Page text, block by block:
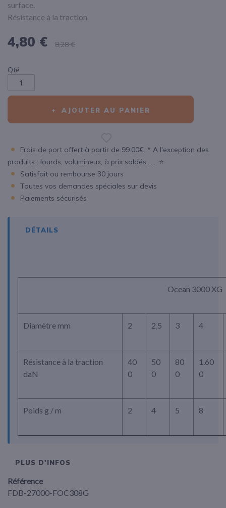
surface.
Résistance à la traction
4,80 € 8,28 €
Qté
AJOUTER AU PANIER
Frais de port offert à partir de 99.00€. * A l'exception des
produits : lourds, volumineux, à prix soldés....... ⭐
Satisfait ou rembourse 30 jours
Toutes vos demandes spéciales sur devis
Paiements sécurisés
DÉTAILS
Ocean 3000 XG
Diamètre mm 2 2,5 3 4
Résistance à la traction
daN
40
0
50
0
80
0
1.60
0
Poids g / m 2 4 5 8
PLUS D'INFOS
Référence
FDB-27000-FOC308G